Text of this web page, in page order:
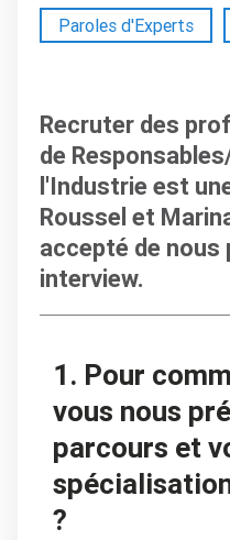
Paroles d'Experts
Recruter des
de
l'Industrie est
Roussel et
accepté de
interview.
1. Pour
vous nous
parcours et
?